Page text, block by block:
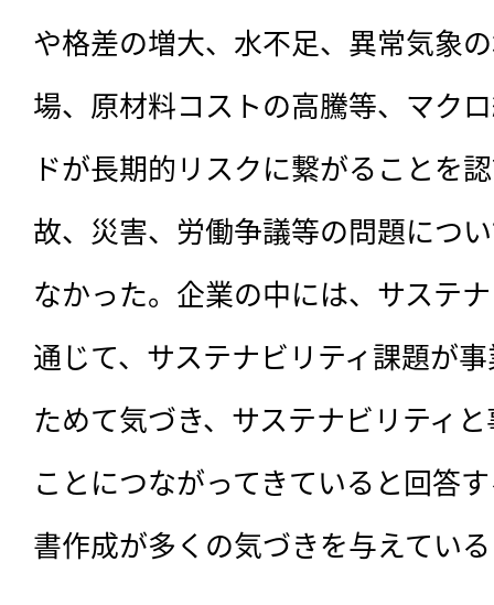
や格差の増大、水不足、異常気象
場、原材料コストの高騰等、マク
ドが長期的リスクに繋がることを
故、災害、労働争議等の問題につ
なかった。企業の中には、サステ
通じて、サステナビリティ課題が
ためて気づき、サステナビリティ
ことにつながってきていると回答
書作成が多くの気づきを与えてい